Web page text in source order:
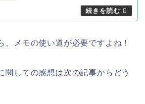
、メモの使い道が必要ですよね！
関しての感想は次の記事からどう